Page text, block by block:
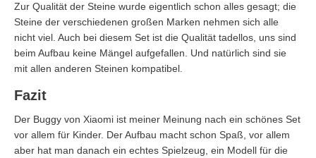
Zur Qualität der Steine wurde eigentlich schon alles gesagt; die
Steine der verschiedenen großen Marken nehmen sich alle
nicht viel. Auch bei diesem Set ist die Qualität tadellos, uns sind
beim Aufbau keine Mängel aufgefallen. Und natürlich sind sie
mit allen anderen Steinen kompatibel.
Fazit
Der Buggy von Xiaomi ist meiner Meinung nach ein schönes Set
vor allem für Kinder. Der Aufbau macht schon Spaß, vor allem
aber hat man danach ein echtes Spielzeug, ein Modell für die